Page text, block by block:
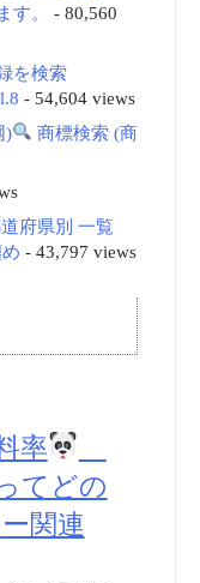
す。
- 80,560
を検索
- 54,604 views
)
商標検索 (商
府県別 一覧
- 43,797 views
率
てどの
関連